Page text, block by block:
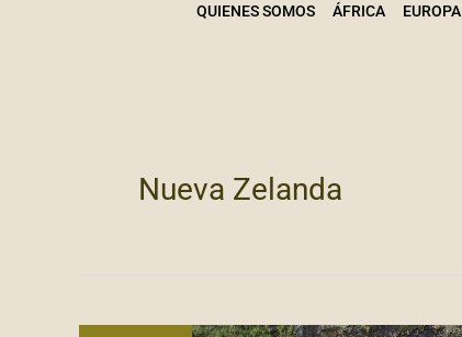
QUIENES SOMOS ÁFRICA EUROPA
Nueva Zelanda